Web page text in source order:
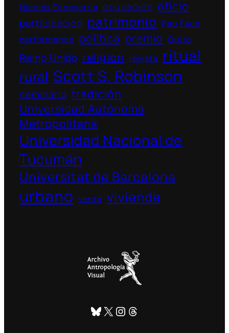
Nicolás Echevarría ocupación oficio
participacion patrimonio Pau Faus
performance política premio Quito
Reino Unido religion revista ritual
rural Scott S. Robinson
seminario tradición
Universidad Autónoma
Metropolitana
Universidad Nacional de
Tucumán
Universitat de Barcelona
urbano venta vivienda
Bluesky
X Instagram
Threads